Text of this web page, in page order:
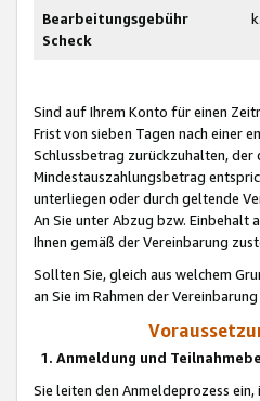
Bearbeitungsgebühr
Scheck
Sind auf Ihrem Konto für einen
Frist von sieben Tagen nach einer
Schlussbetrag zurückzuhalten, der
Mindestauszahlungsbetrag
unterliegen oder durch geltende
An Sie unter Abzug bzw.
Ihnen gemäß der Vereinbarung
Sollten Sie, gleich aus welchem
an Sie im Rahmen der
1. Anmeldung und
Sie leiten den Anmeldeprozess